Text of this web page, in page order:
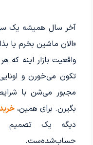
آخر سال همیشه یک
«الان ماشین بخرم یا
واقعیت بازار اینه که
تکون می‌خورن و
مجبور می‌شن با
بگیرن. برای همین،
دیگه یک تصمیم
حساب‌شده‌ست.